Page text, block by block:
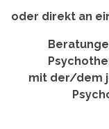
oder direkt an
mit der/dem